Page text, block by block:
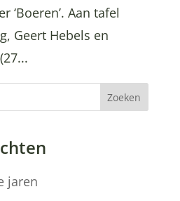
‘Boeren’. Aan tafel
Geert Hebels en
Zoeken
jaren